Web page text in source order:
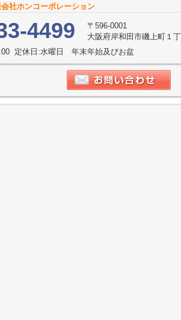
社ホンコーポレーション
4499
〒596-0001
大阪府岸和田市磯上町１
定休日:水曜日 年末年始及びお盆